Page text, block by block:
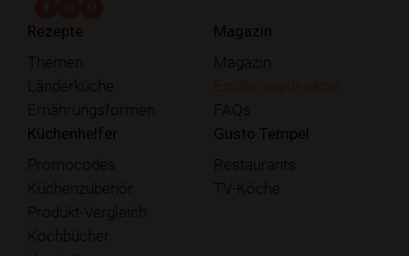
Rezepte
Themen
Länderküche
Ernährungsformen
Magazin
Magazin
FAQs
Küchenhelfer
Promocodes
Küchenzubehör
Produkt-Vergleich
Kochbücher
Gusto Tempel
Restaurants
TV-Köche